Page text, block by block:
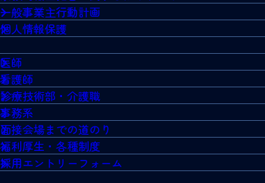
一般事業主行動計画
個人情報保護
医師
看護師
診療技術部・介護職
事務系
面接会場までの道のり
福利厚生・各種制度
採用エントリーフォーム